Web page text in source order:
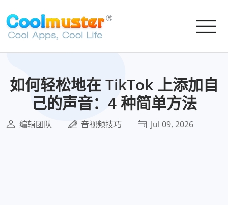
如何轻松地在 TikTok 上添加自
己的声音：4 种简单方法
编辑团队 音视频技巧 Jul 09, 2026